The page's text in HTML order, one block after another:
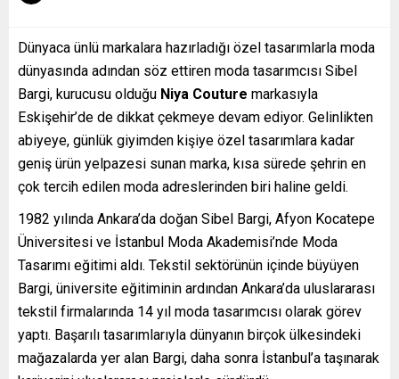
Dünyaca ünlü markalara hazırladığı özel tasarımlarla moda
dünyasında adından söz ettiren moda tasarımcısı Sibel
Bargi, kurucusu olduğu Niya Couture markasıyla
Eskişehir’de de dikkat çekmeye devam ediyor. Gelinlikten
abiyeye, günlük giyimden kişiye özel tasarımlara kadar
geniş ürün yelpazesi sunan marka, kısa sürede şehrin en
çok tercih edilen moda adreslerinden biri haline geldi.
1982 yılında Ankara’da doğan Sibel Bargi, Afyon Kocatepe
Üniversitesi ve İstanbul Moda Akademisi’nde Moda
Tasarımı eğitimi aldı. Tekstil sektörünün içinde büyüyen
Bargi, üniversite eğitiminin ardından Ankara’da uluslararası
tekstil firmalarında 14 yıl moda tasarımcısı olarak görev
yaptı. Başarılı tasarımlarıyla dünyanın birçok ülkesindeki
mağazalarda yer alan Bargi, daha sonra İstanbul’a taşınarak